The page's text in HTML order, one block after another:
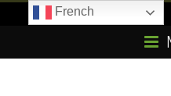
E85.com
French